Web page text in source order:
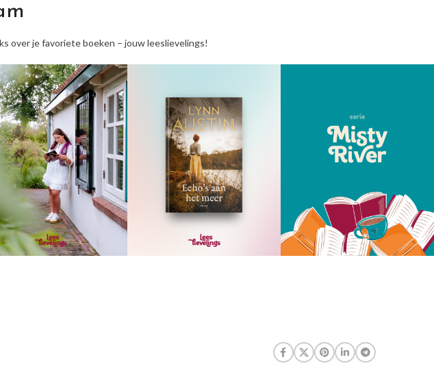
over je favoriete boeken – jouw leeslievelings!